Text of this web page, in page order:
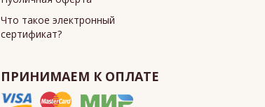
Что такое электронный
сертификат?
ПРИНИМАЕМ К ОПЛАТЕ